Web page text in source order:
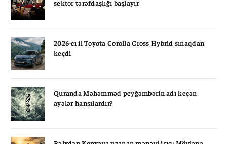
sektor tərəfdaşlığı başlayır
2026-cı il Toyota Corolla Cross Hybrid sınaqdan
keçdi
Quranda Məhəmməd peyğəmbərin adı keçən
ayələr hansılardır?